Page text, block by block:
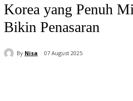
Korea yang Penuh
Bikin Penasaran
By Nisa 07 August 2025